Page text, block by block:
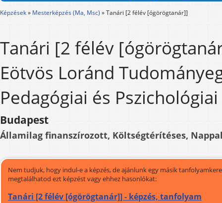
Képzések» Mesterképzés (Ma, Msc) »Tanári [2 félév [ógörögtanár]]
Tanári [2 félév
Eötvös Loránd
Pedagógiai és
Budapest
Államilag finanszírozott, Költségtérítéses,
Nem tudjuk, hogy indul-e a képzés, de ajánlunk egy másik
megtalálhatod ezt képzést vagy ehhez hasonlókat:
Tanári [2 félév [ógörögtanár]] - képzés, tanfolyam